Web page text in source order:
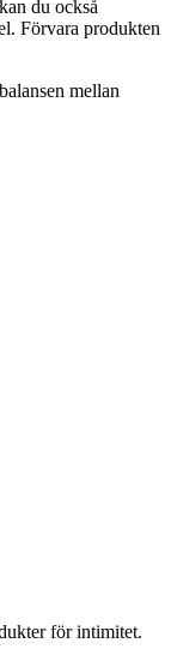
du också
Förvara produkten
mellan
för intimitet.